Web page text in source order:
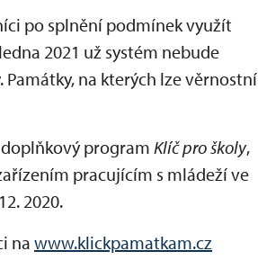
po splnění podmínek využít
2021 už systém nebude
na kterých lze věrnostní
program Klíč pro školy,
pracujícím s mládeží ve
2020.
na www.klickpamatkam.cz